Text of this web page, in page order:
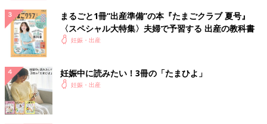
まるごと1冊“出産準備”の本『たまごクラブ 夏号』
〈スペシャル大特集〉夫婦で予習する 出産の教科書
妊娠・出産
妊娠中に読みたい！3冊の「たまひよ」
妊娠・出産